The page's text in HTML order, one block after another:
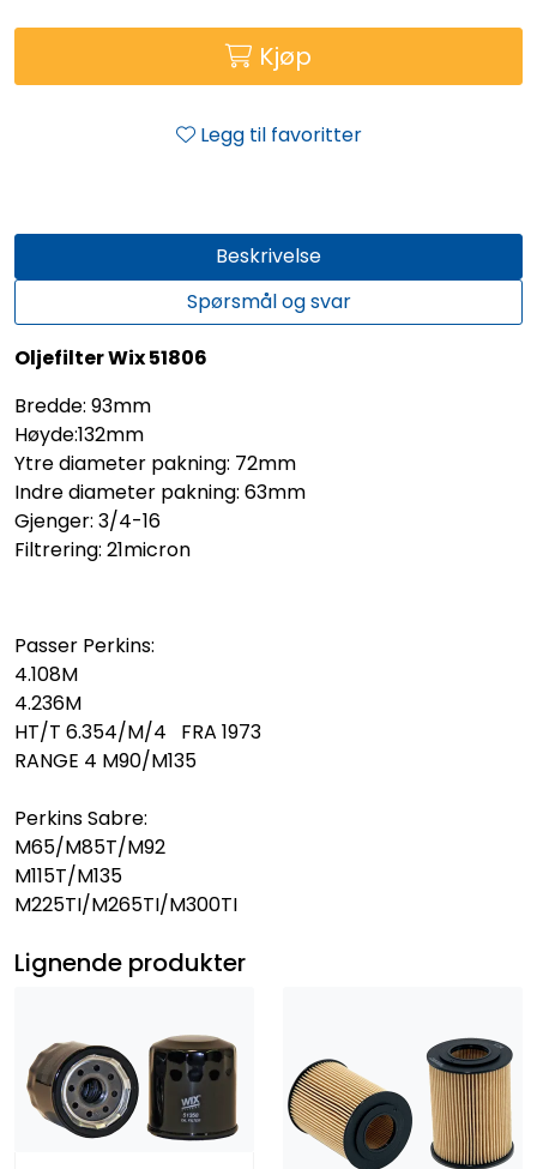
Kjøp
Legg til favoritter
Beskrivelse
Spørsmål og svar
Oljefilter Wix 51806
Bredde: 93mm
Høyde:132mm
Ytre diameter pakning: 72mm
Indre diameter pakning: 63mm
Gjenger: 3/4-16
Filtrering: 21micron
Passer Perkins:
4.108M
4.236M
HT/T 6.354/M/4 FRA 1973
RANGE 4 M90/M135
Perkins Sabre:
M65/M85T/M92
M115T/M135
M225TI/M265TI/M300TI
Lignende produkter